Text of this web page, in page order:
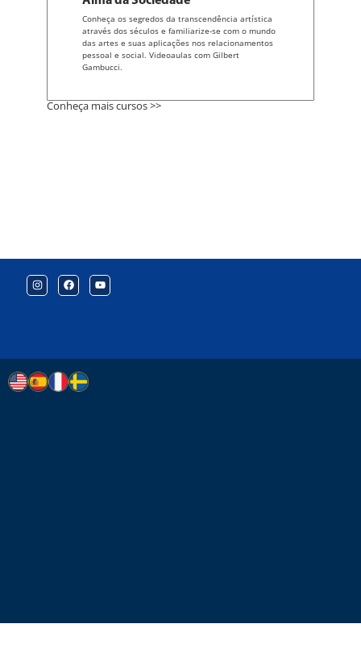
Conheça os segredos da transcendência artística
através dos séculos e familiarize-se com o mundo
das artes e suas aplicações nos relacionamentos
pessoal e social. Videoaulas com Gilbert
Gambucci.
Conheça mais cursos >>